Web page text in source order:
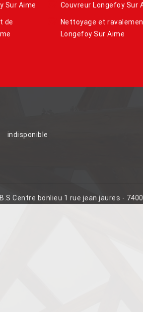
Sur Aime
de
Couvreur Longefoy Sur
Nettoyage et
Longefoy Sur Aime
indisponible
Centre bonlieu 1 rue jean jaures -